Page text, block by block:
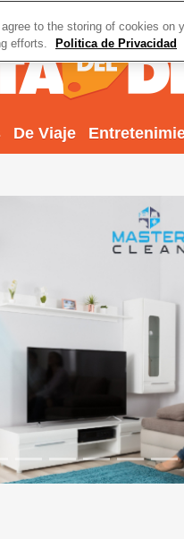
De Viaje
to the storing of cookies
efforts.
Politica de Privacidad